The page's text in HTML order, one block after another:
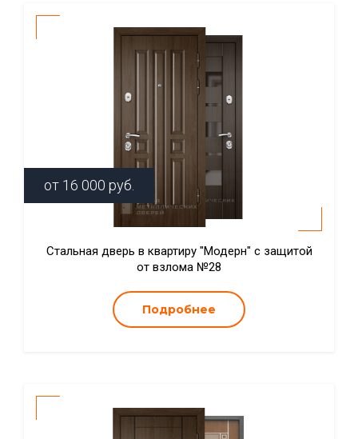
от 16 000 руб.
Стальная дверь в квартиру "Модерн" с защитой
от взлома №28
Подробнее